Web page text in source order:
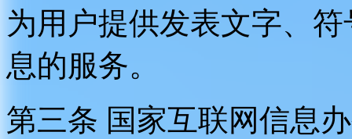
为用户提供发表文字、
息的服务。
第三条 国家互联网信息